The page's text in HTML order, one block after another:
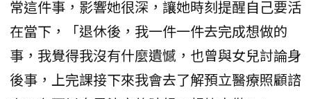
常這件事，影響她很深，讓她時刻提醒自己要活
在當下，「退休後，我一件一件去完成想做的
事，我覺得我沒有什麼遺憾，也曾與女兒討論身
後事，上完課接下來我會去了解預立醫療照顧諮